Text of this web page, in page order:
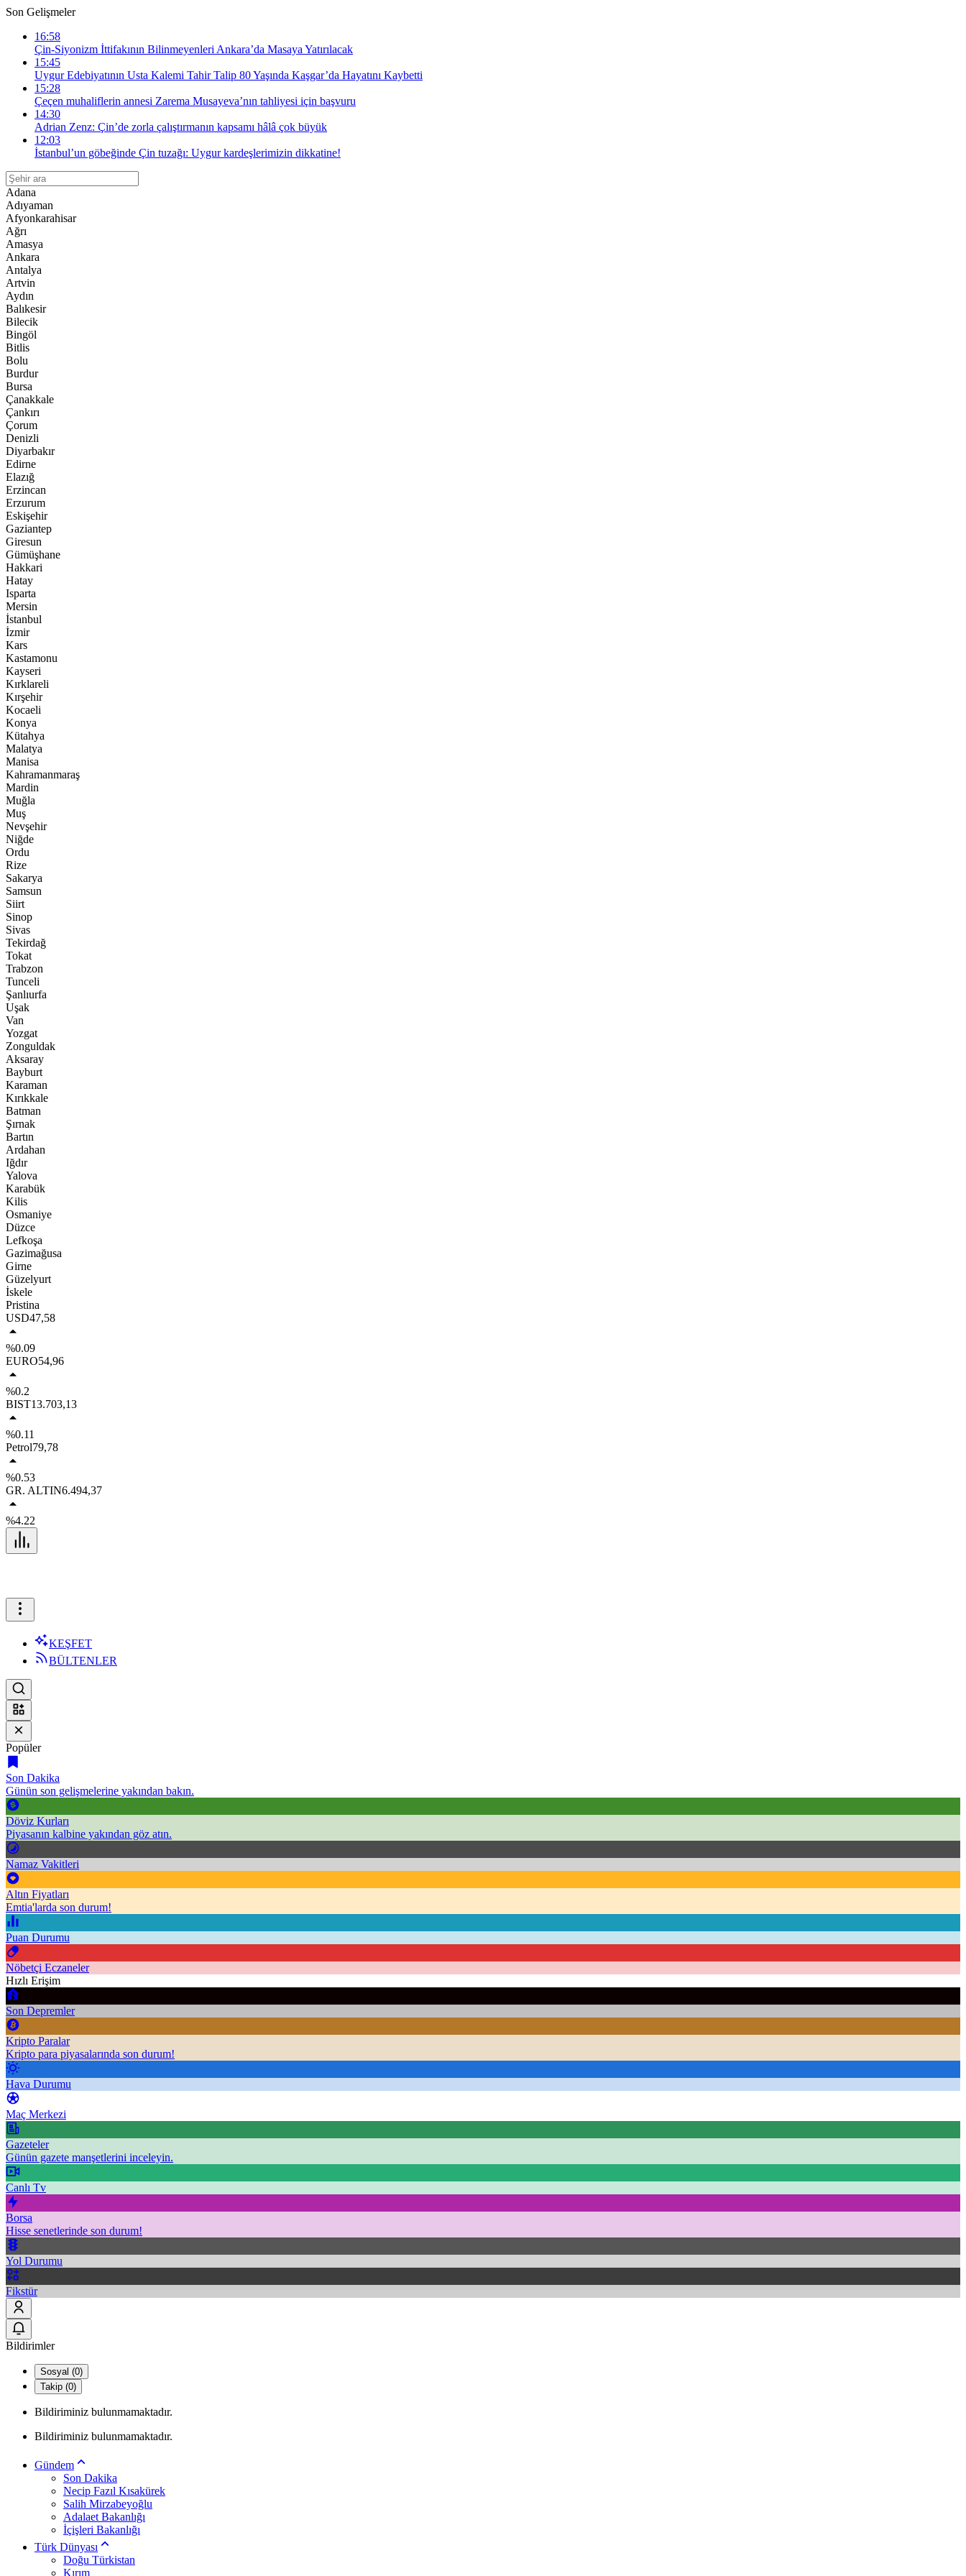
Son Gelişmeler
16:58
Çin-Siyonizm İttifakının Bilinmeyenleri Ankara’da Masaya Yatırılacak
15:45
Uygur Edebiyatının Usta Kalemi Tahir Talip 80 Yaşında Kaşgar’da Hayatını Kaybetti
15:28
Çeçen muhaliflerin annesi Zarema Musayeva’nın tahliyesi için başvuru
14:30
Adrian Zenz: Çin’de zorla çalıştırmanın kapsamı hâlâ çok büyük
12:03
İstanbul’un göbeğinde Çin tuzağı: Uygur kardeşlerimizin dikkatine!
Adana
Adıyaman
Afyonkarahisar
Ağrı
Amasya
Ankara
Antalya
Artvin
Aydın
Balıkesir
Bilecik
Bingöl
Bitlis
Bolu
Burdur
Bursa
Çanakkale
Çankırı
Çorum
Denizli
Diyarbakır
Edirne
Elazığ
Erzincan
Erzurum
Eskişehir
Gaziantep
Giresun
Gümüşhane
Hakkari
Hatay
Isparta
Mersin
İstanbul
İzmir
Kars
Kastamonu
Kayseri
Kırklareli
Kırşehir
Kocaeli
Konya
Kütahya
Malatya
Manisa
Kahramanmaraş
Mardin
Muğla
Muş
Nevşehir
Niğde
Ordu
Rize
Sakarya
Samsun
Siirt
Sinop
Sivas
Tekirdağ
Tokat
Trabzon
Tunceli
Şanlıurfa
Uşak
Van
Yozgat
Zonguldak
Aksaray
Bayburt
Karaman
Kırıkkale
Batman
Şırnak
Bartın
Ardahan
Iğdır
Yalova
Karabük
Kilis
Osmaniye
Düzce
Lefkoşa
Gazimağusa
Girne
Güzelyurt
İskele
Pristina
USD47,58
%0.09
EURO54,96
%0.2
BIST13.703,13
%0.11
Petrol79,78
%0.53
GR. ALTIN6.494,37
%4.22
KEŞFET
BÜLTENLER
Popüler
Son Dakika
Günün son gelişmelerine yakından bakın.
Döviz Kurları
Piyasanın kalbine yakından göz atın.
Namaz Vakitleri
Altın Fiyatları
Emtia'larda son durum!
Puan Durumu
Nöbetçi Eczaneler
Hızlı Erişim
Son Depremler
Kripto Paralar
Kripto para piyasalarında son durum!
Hava Durumu
Maç Merkezi
Gazeteler
Günün gazete manşetlerini inceleyin.
Canlı Tv
Borsa
Hisse senetlerinde son durum!
Yol Durumu
Fikstür
Bildirimler
Sosyal (0)
Takip (0)
Bildiriminiz bulunmamaktadır.
Bildiriminiz bulunmamaktadır.
Gündem
Son Dakika
Necip Fazıl Kısakürek
Salih Mirzabeyoğlu
Adalaet Bakanlığı
İçişleri Bakanlığı
Türk Dünyası
Doğu Türkistan
Kırım